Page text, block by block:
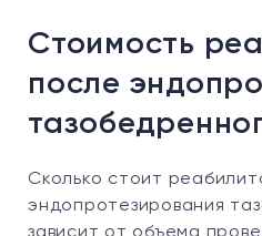
Стоимость
после
Сколько стоит
эндопротезирования